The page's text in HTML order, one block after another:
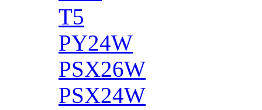
T5
PY24W
PSX26W
PSX24W